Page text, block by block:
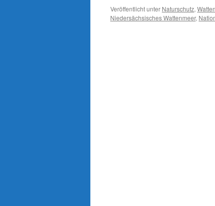
Veröffentlicht unter Naturschutz,
Niedersächsisches Wattenmeer,